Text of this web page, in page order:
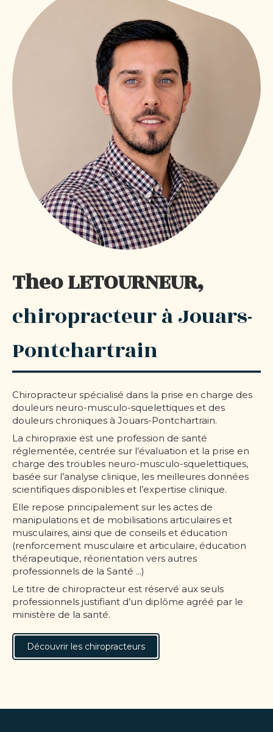
Theo LETOURNEUR,
chiropracteur à Jouars-
Pontchartrain
Chiropracteur spécialisé dans la prise en charge des
douleurs neuro-musculo-squelettiques et des
douleurs chroniques à Jouars-Pontchartrain.
La chiropraxie est une profession de santé
réglementée, centrée sur l’évaluation et la prise en
charge des troubles neuro-musculo-squelettiques,
basée sur l’analyse clinique, les meilleures données
scientifiques disponibles et l’expertise clinique.
Elle repose principalement sur les actes de
manipulations et de mobilisations articulaires et
musculaires, ainsi que de conseils et éducation
(renforcement musculaire et articulaire, éducation
thérapeutique, réorientation vers autres
professionnels de la Santé ...)
Le titre de chiropracteur est réservé aux seuls
professionnels justifiant d’un diplôme agréé par le
ministère de la santé.
Découvrir les chiropracteurs